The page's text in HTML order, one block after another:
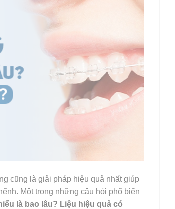
cũng là giải pháp hiệu quả nhất giúp
Một trong những câu hỏi phổ biến
là bao lâu? Liệu hiệu quả có